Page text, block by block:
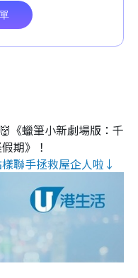
《蠟筆小新劇場版：千
期》！
聯手拯救屋企人啦↓